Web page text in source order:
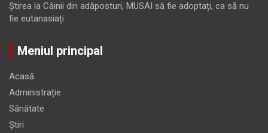
Ştirea la Câinii din adăposturi, MUSAI să fie adoptați, ca să nu
fie eutanasiați
Meniul principal
Acasă
Administrație
Sănătate
Știri